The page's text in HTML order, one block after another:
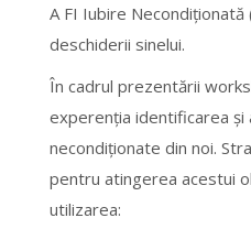
A FI Iubire Necondiționată
deschiderii sinelui.
În cadrul prezentării
experenția identificarea și
necondiționate din noi.
pentru atingerea acestui
utilizarea: